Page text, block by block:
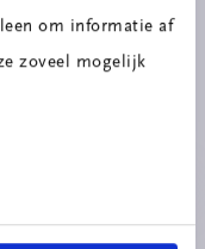
om informatie af
zoveel mogelijk